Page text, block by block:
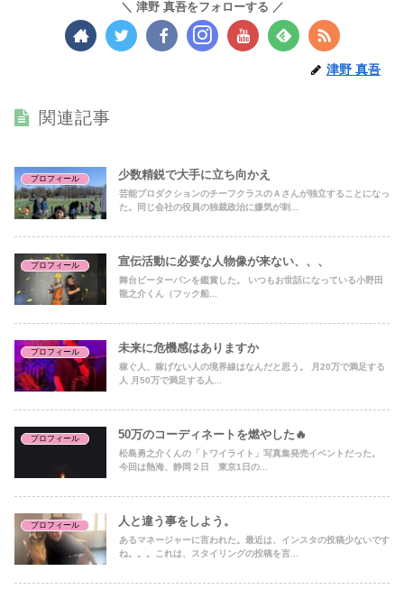
津野 真吾をフォローする
津野 真吾
関連記事
プロフィール 少数精鋭で大手に立ち向かえ
芸能プロダクションのチーフクラスのＡさんが独立することになっ
た。同じ会社の役員の独裁政治に嫌気が刺...
プロフィール 宣伝活動に必要な人物像が来ない、、、
舞台ピーターパンを鑑賞した。 いつもお世話になっている小野田
龍之介くん（フック船...
プロフィール 未来に危機感はありますか
稼ぐ人、稼げない人の境界線はなんだと思う。 月20万で満足する
人 月50万で満足する人...
プロフィール 50万のコーディネートを燃やした🔥
松島勇之介くんの「トワイライト」写真集発売イベントだった。
今回は熱海、静岡２日 東京1日の...
プロフィール 人と違う事をしよう。
あるマネージャーに言われた。最近は、インスタの投稿少ないです
ね。。。これは、スタイリングの投稿を言...